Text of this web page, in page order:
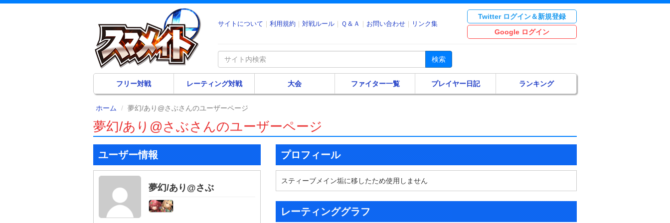
サイトについて 利用規約 対戦ルール Ｑ＆Ａ お問い合わせ リンク集
Twitter ログイン＆新規登録
Google ログイン
検索
フリー対戦 レーティング対戦 大会 ファイター一覧 プレイヤー日記 ランキング
ホーム 夢幻/あり@さぶさんのユーザーページ
夢幻/あり@さぶさんのユーザーページ
ユーザー情報
夢幻/あり@さぶ
プロフィール
スティーブメイン垢に移したため使用しません
レーティンググラフ